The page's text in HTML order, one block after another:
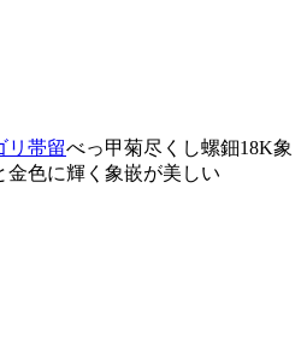
リ 帯留べっ甲菊尽くし螺鈿18K象
色に輝く象嵌が美しい